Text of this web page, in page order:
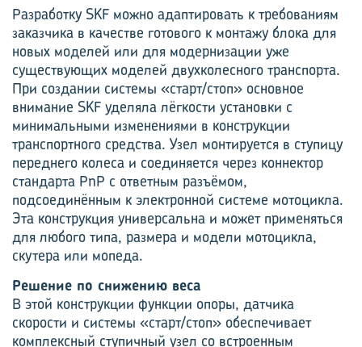
Разработку SKF можно адаптировать к требованиям
заказчика в качестве готового к монтажу блока для
новых моделей или для модернизации уже
существующих моделей двухколесного транспорта.
При создании системы «старт/стоп» основное
внимание SKF уделяла лёгкости установки с
минимальными изменениями в конструкции
транспортного средства. Узел монтируется в ступицу
переднего колеса и соединяется через коннектор
стандарта PnP с ответным разъёмом,
подсоединённым к электронной системе мотоцикла.
Эта конструкция универсальна и может применяться
для любого типа, размера и модели мотоцикла,
скутера или мопеда.
Решение по снижению веса
В этой конструкции функции опоры, датчика
скорости и системы «старт/стоп» обеспечивает
комплексный ступичный узел со встроенным